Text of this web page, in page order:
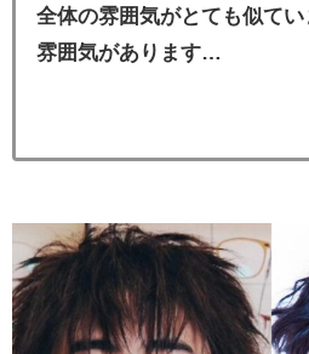
全体の雰囲気がとても似て
雰囲気があります…